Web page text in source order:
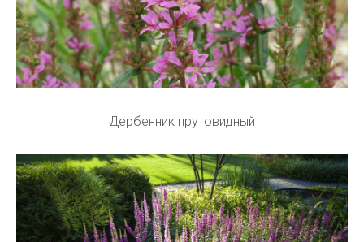
Дербенник прутовидный